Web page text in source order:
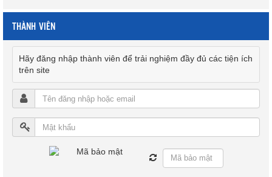
THÀNH VIÊN
Hãy đăng nhập thành viên để trải nghiệm đầy đủ các tiện ích
trên site